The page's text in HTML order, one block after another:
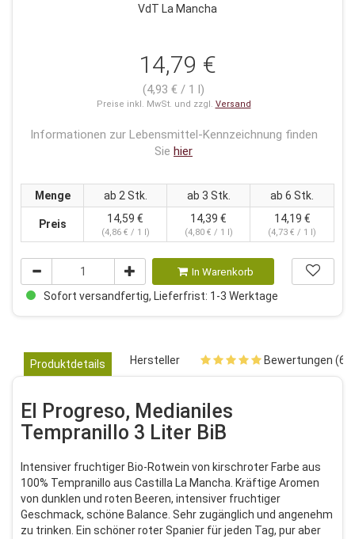
VdT La Mancha
14,79 €
(4,93 € / 1 l)
Preise inkl. MwSt. und zzgl. Versand
Informationen zur Lebensmittel-Kennzeichnung finden
Sie hier
Menge ab 2 Stk. ab 3 Stk. ab 6 Stk.
Preis 14,59 €
(4,86 € / 1 l)
14,39 €
(4,80 € / 1 l)
14,19 €
(4,73 € / 1 l)
In Warenkorb
Sofort versandfertig, Lieferfrist: 1-3 Werktage
Produktdetails Hersteller Bewertungen (6)
El Progreso, Medianiles
Tempranillo 3 Liter BiB
Intensiver fruchtiger Bio-Rotwein von kirschroter Farbe aus
100% Tempranillo aus Castilla La Mancha. Kräftige Aromen
von dunklen und roten Beeren, intensiver fruchtiger
Geschmack, schöne Balance. Sehr zugänglich und angenehm
zu trinken. Ein schöner roter Spanier für jeden Tag, pur aber